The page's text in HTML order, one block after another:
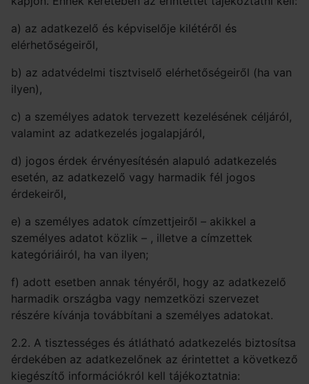
a) az adatkezelő és képviselője kilétéről és
elérhetőségeiről,
b) az adatvédelmi tisztviselő elérhetőségeiről (ha van
ilyen),
c) a személyes adatok tervezett kezelésének céljáról,
valamint az adatkezelés jogalapjáról,
d) jogos érdek érvényesítésén alapuló adatkezelés
esetén, az adatkezelő vagy harmadik fél jogos
érdekeiről,
e) a személyes adatok címzettjeiről – akikkel a
személyes adatot közlik – , illetve a címzettek
kategóriáiról, ha van ilyen;
f) adott esetben annak tényéről, hogy az adatkezelő
harmadik országba vagy nemzetközi szervezet
részére kívánja továbbítani a személyes adatokat.
2.2. A tisztességes és átlátható adatkezelés biztosítsa
érdekében az adatkezelőnek az érintettet a következő
kiegészítő információkról kell tájékoztatnia: